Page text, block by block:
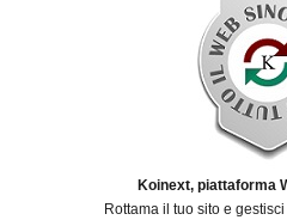
Koinext, piattaforma
Rottama il tuo sito e